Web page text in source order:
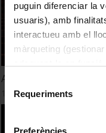
puguin diferenciar la
usuaris), amb
interactueu amb el
màrqueting
consultar laPolítica
Selecció
Requeriments
Preferències
Acte de cloenda del
17 May, 2012